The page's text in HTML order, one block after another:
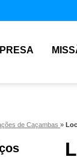
de Caçambas »